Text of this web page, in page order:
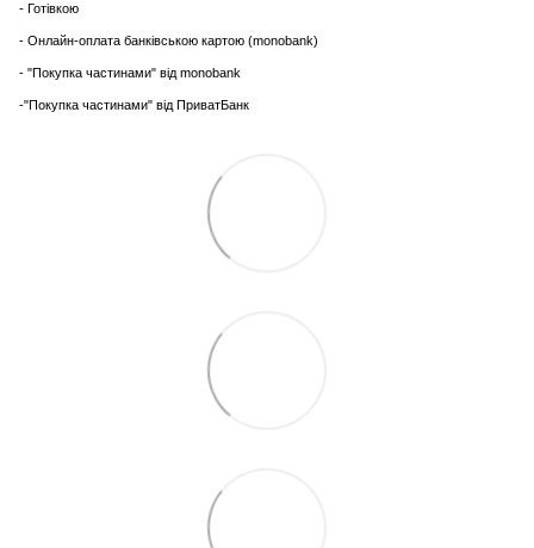
- Готівкою
- Онлайн-оплата банківською картою (monobank)
- "Покупка частинами" від monobank
-"Покупка частинами" від ПриватБанк